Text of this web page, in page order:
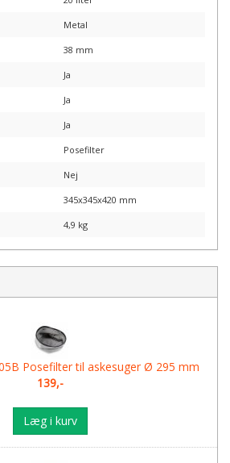
Metal
38 mm
Ja
Ja
Ja
Posefilter
Nej
345x345x420 mm
4,9 kg
Posefilter til askesuger Ø 295 mm
139,-
Læg i kurv